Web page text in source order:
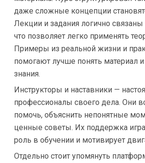
даже сложные концепции
Лекции и задания логично связаны
что позволяет легко применять
Примеры из реальной жизни и
помогают лучше понять материал и
знания.
Инструкторы и наставники —
профессионалы своего дела. Они
помочь, объяснить непонятные
ценные советы. Их поддержка
роль в обучении и мотивирует
Отдельно стоит упомянуть